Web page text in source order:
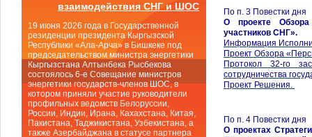
По п. 3 Повестки дня
О проекте Обзора
участников СНГ».
Информация
Проект Обзора
Протокол 32-го
сотрудничества
Проект Решения.
По п. 4 Повестки дня
О проектах
взаимодействия СНГ и ШОС
19 июня 2026 года в Государственной
резиденции президента Кыргызской
Республики «Ала-Арча» в Бишкеке под
председательством министра энергетики
Кыргызстана Алтынбека Рысбекова
состоялось 6-е Совещание министров
энергетики государств-членов ШОС, в
котором приняли участие руководители
профильных ведомств Белоруссии,
России, Индии, Ирана, Кахахстана, Китая,
Пакистана, Таджикистана, Узбекистана, а
также Азербайджана в статусе партнера